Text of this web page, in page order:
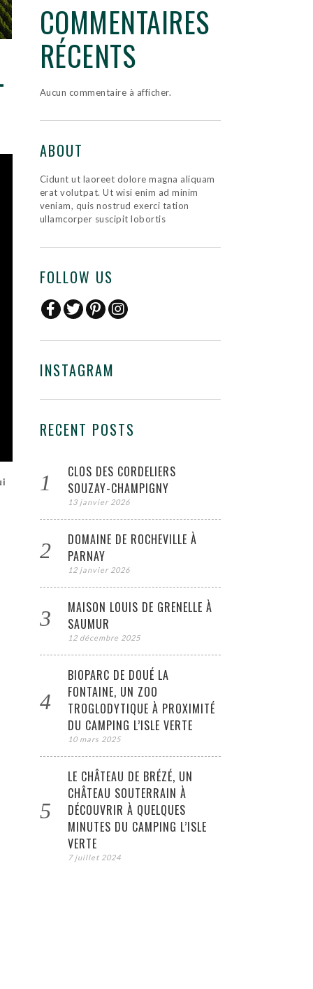
COMMENTAIRES
RÉCENTS
Aucun commentaire à afficher.
ABOUT
Cidunt ut laoreet dolore magna aliquam
erat volutpat. Ut wisi enim ad minim
veniam, quis nostrud exerci tation
ullamcorper suscipit lobortis
FOLLOW US
INSTAGRAM
RECENT POSTS
CLOS DES CORDELIERS
SOUZAY-CHAMPIGNY
13 janvier 2026
DOMAINE DE ROCHEVILLE À
PARNAY
12 janvier 2026
MAISON LOUIS DE GRENELLE À
SAUMUR
12 décembre 2025
BIOPARC DE DOUÉ LA
FONTAINE, UN ZOO
TROGLODYTIQUE À PROXIMITÉ
DU CAMPING L’ISLE VERTE
10 mars 2025
LE CHÂTEAU DE BRÉZÉ, UN
CHÂTEAU SOUTERRAIN À
DÉCOUVRIR À QUELQUES
MINUTES DU CAMPING L’ISLE
VERTE
7 juillet 2024